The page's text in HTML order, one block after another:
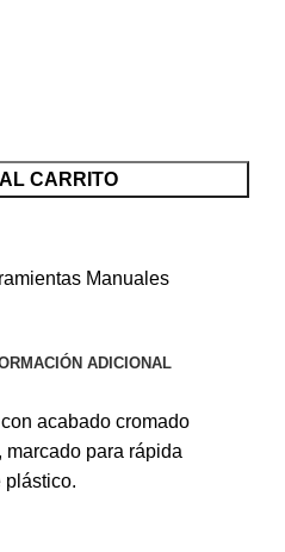
CARRITO
Manuales
ADICIONAL
acabado cromado
marcado para rápida
plástico.